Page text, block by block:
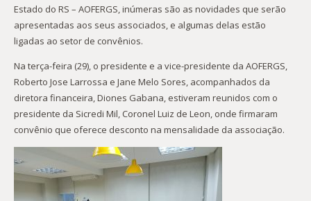
Estado do RS – AOFERGS, inúmeras são as novidades que serão
apresentadas aos seus associados, e algumas delas estão
ligadas ao setor de convênios.
Na terça-feira (29), o presidente e a vice-presidente da AOFERGS,
Roberto Jose Larrossa e Jane Melo Sores, acompanhados da
diretora financeira, Diones Gabana, estiveram reunidos com o
presidente da Sicredi Mil, Coronel Luiz de Leon, onde firmaram
convênio que oferece desconto na mensalidade da associação.